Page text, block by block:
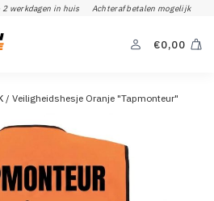
2 werkdagen in huis Achteraf betalen mogelijk
€0,00
/ Veiligheidshesje Oranje "Tapmonteur"